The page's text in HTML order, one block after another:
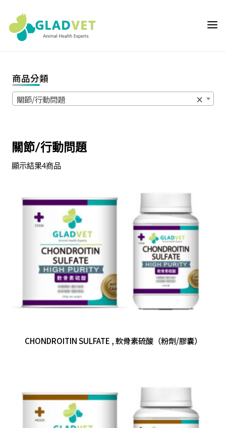
content
商品分類
×
關節/行動問題
關節/行動問題
顯示結果4商品
CHONDROITIN SULFATE , 軟骨素硫酸（粉劑/膠囊）